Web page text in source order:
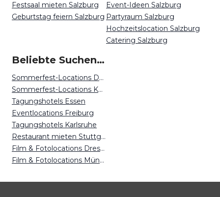
Festsaal mieten Salzburg
Geburtstag feiern Salzburg
Event-Ideen Salzburg
Partyraum Salzburg
Hochzeitslocation Salzburg
Catering Salzburg
Beliebte Suchen auf Event Inc
Sommerfest-Locations Dortmund
Sommerfest-Locations Köln
Tagungshotels Essen
Eventlocations Freiburg
Tagungshotels Karlsruhe
Restaurant mieten Stuttgart
Film & Fotolocations Dresden
Film & Fotolocations Münster